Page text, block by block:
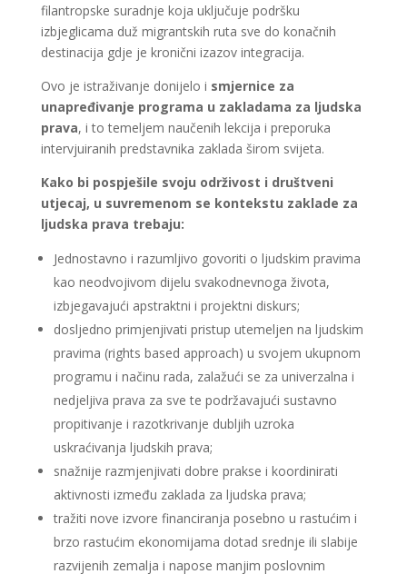
filantropske suradnje koja uključuje podršku
izbjeglicama duž migrantskih ruta sve do konačnih
destinacija gdje je kronični izazov integracija.
Ovo je istraživanje donijelo i smjernice za
unapređivanje programa u zakladama za ljudska
prava, i to temeljem naučenih lekcija i preporuka
intervjuiranih predstavnika zaklada širom svijeta.
Kako bi pospješile svoju održivost i društveni
utjecaj, u suvremenom se kontekstu zaklade za
ljudska prava trebaju:
Jednostavno i razumljivo govoriti o ljudskim pravima
kao neodvojivom dijelu svakodnevnoga života,
izbjegavajući apstraktni i projektni diskurs;
dosljedno primjenjivati pristup utemeljen na ljudskim
pravima (rights based approach) u svojem ukupnom
programu i načinu rada, zalažući se za univerzalna i
nedjeljiva prava za sve te podržavajući sustavno
propitivanje i razotkrivanje dubljih uzroka
uskraćivanja ljudskih prava;
snažnije razmjenjivati dobre prakse i koordinirati
aktivnosti između zaklada za ljudska prava;
tražiti nove izvore financiranja posebno u rastućim i
brzo rastućim ekonomijama dotad srednje ili slabije
razvijenih zemalja i napose manjim poslovnim